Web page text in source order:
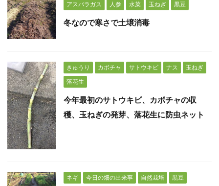
アスパラガス 人参 水菜 玉ねぎ 黒豆
冬なので寒さで土壌消毒
きゅうり カボチャ サトウキビ ナス
玉ねぎ
落花生
今年最初のサトウキビ、カボチャの収
穫、玉ねぎの発芽、落花生に防虫ネット
ネギ 今日の畑の出来事 自然栽培 黒豆